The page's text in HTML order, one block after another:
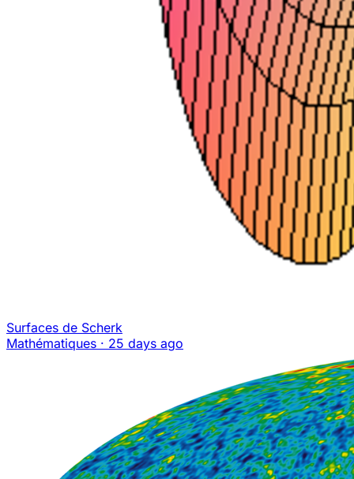
Surfaces de Scherk
Mathématiques · 25 days ago